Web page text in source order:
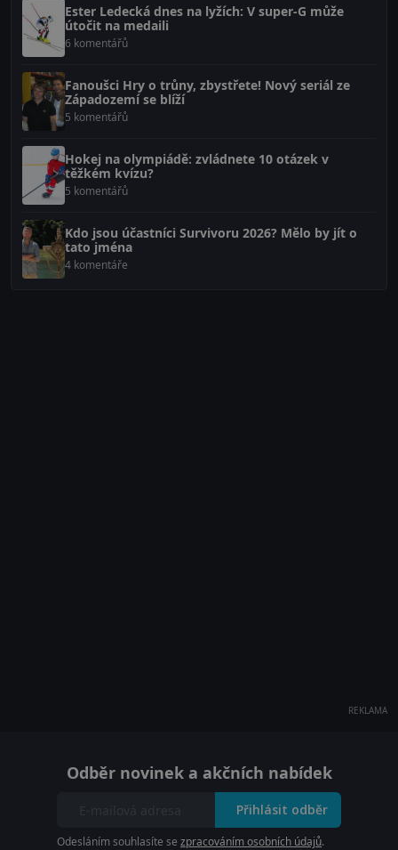
Ester Ledecká dnes na lyžích: V super-G může
útočit na medaili
6 komentářů
Fanoušci Hry o trůny, zbystřete! Nový seriál ze
Západozemí se blíží
5 komentářů
Hokej na olympiádě: zvládnete 10 otázek v
těžkém kvízu?
5 komentářů
Kdo jsou účastníci Survivoru 2026? Mělo by jít o
tato jména
4 komentáře
REKLAMA
Odběr novinek a akčních nabídek
Přihlásit odběr
Odesláním souhlasíte se zpracováním osobních údajů.